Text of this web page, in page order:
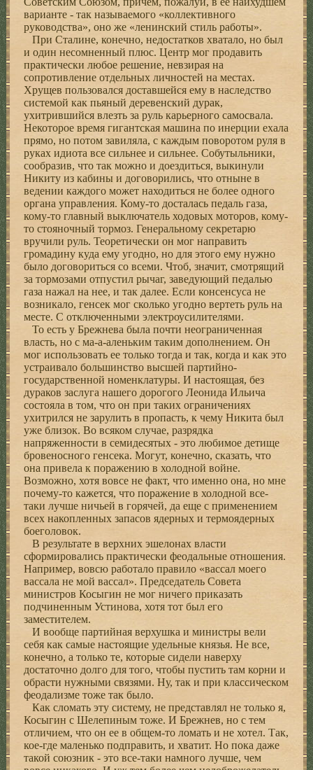
варианте - так называемого «коллективного
руководства», оно же «ленинский стиль работы».
При Сталине, конечно, недостатков хватало, но был
и один несомненный плюс. Центр мог продавить
практически любое решение, невзирая на
сопротивление отдельных личностей на местах.
Хрущев пользовался доставшейся ему в наследство
системой как пьяный деревенский дурак,
ухитрившийся влезть за руль карьерного самосвала.
Некоторое время гигантская машина по инерции ехала
прямо, но потом завиляла, с каждым поворотом руля в
руках идиота все сильнее и сильнее. Собутыльники,
сообразив, что так можно и доездиться, выкинули
Никиту из кабины и договорились, что отныне в
ведении каждого может находиться не более одного
органа управления. Кому-то досталась педаль газа,
кому-то главный выключатель ходовых моторов, кому-
то стояночный тормоз. Генеральному секретарю
вручили руль. Теоретически он мог направить
громадину куда ему угодно, но для этого ему нужно
было договориться со всеми. Чтоб, значит, смотрящий
за тормозами отпустил рычаг, заведующий педалью
газа нажал на нее, и так далее. Если консенсуса не
возникало, генсек мог сколько угодно вертеть руль на
месте. С отключенными электроусилителями.
То есть у Брежнева была почти неограниченная
власть, но с ма-а-аленьким таким дополнением. Он
мог использовать ее только тогда и так, когда и как это
устраивало большинство высшей партийно-
государственной номенклатуры. И настоящая, без
дураков заслуга нашего дорогого Леонида Ильича
состояла в том, что он при таких ограничениях
ухитрился не зарулить в пропасть, к чему Никита был
уже близок. Во всяком случае, разрядка
напряженности в семидесятых - это любимое детище
бровеносного генсека. Могут, конечно, сказать, что
она привела к поражению в холодной войне.
Возможно, хотя вовсе не факт, что именно она, но мне
почему-то кажется, что поражение в холодной все-
таки лучше ничьей в горячей, да еще с применением
всех накопленных запасов ядерных и термоядерных
боеголовок.
В результате в верхних эшелонах власти
сформировались практически феодальные отношения.
Например, вовсю работало правило «вассал моего
вассала не мой вассал». Председатель Совета
министров Косыгин не мог ничего приказать
подчиненным Устинова, хотя тот был его
заместителем.
И вообще партийная верхушка и министры вели
себя как самые настоящие удельные князья. Не все,
конечно, а только те, которые сидели наверху
достаточно долго для того, чтобы пустить там корни и
обрасти нужными связями. Ну, так и при классическом
феодализме тоже так было.
Как сломать эту систему, не представлял не только я,
Косыгин с Шелепиным тоже. И Брежнев, но с тем
отличием, что он ее в общем-то ломать и не хотел. Так,
кое-где маленько подправить, и хватит. Но пока даже
такой союзник - это все-таки намного лучше, чем